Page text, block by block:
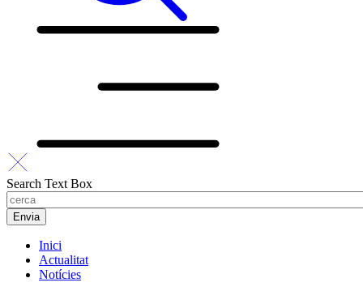
Search Text Box
Inici
Actualitat
Notícies